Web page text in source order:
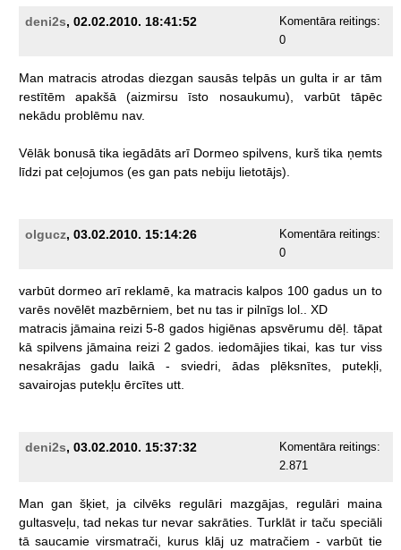
deni2s, 02.02.2010. 18:41:52
Komentāra reitings:
0
Man matracis atrodas diezgan sausās telpās un gulta ir ar tām
restītēm
apakšā (aizmirsu īsto nosaukumu), varbūt
tāpēc
nekādu problēmu nav.
Vēlāk bonusā tika iegādāts arī Dormeo spilvens, kurš tika ņemts
līdzi pat ceļojumos (es gan pats nebiju lietotājs).
olgucz, 03.02.2010. 15:14:26
Komentāra reitings:
0
varbūt dormeo arī reklamē, ka matracis kalpos 100 gadus un to
varēs novēlēt mazbērniem, bet nu tas ir pilnīgs lol..
XD
matracis jāmaina reizi 5-8 gados higiēnas apsvērumu dēļ. tāpat
kā spilvens jāmaina reizi 2 gados. iedomājies tikai, kas tur viss
nesakrājas
gadu laikā - sviedri, ādas plēksnītes,
putekļi,
savairojas putekļu ērcītes utt.
deni2s, 03.02.2010. 15:37:32
Komentāra reitings:
2.871
Man gan šķiet, ja cilvēks regulāri mazgājas, regulāri
maina
gultasveļu, tad nekas tur nevar sakrāties. Turklāt ir taču speciāli
tā saucamie virsmatrači, kurus klāj uz matračiem - varbūt tie